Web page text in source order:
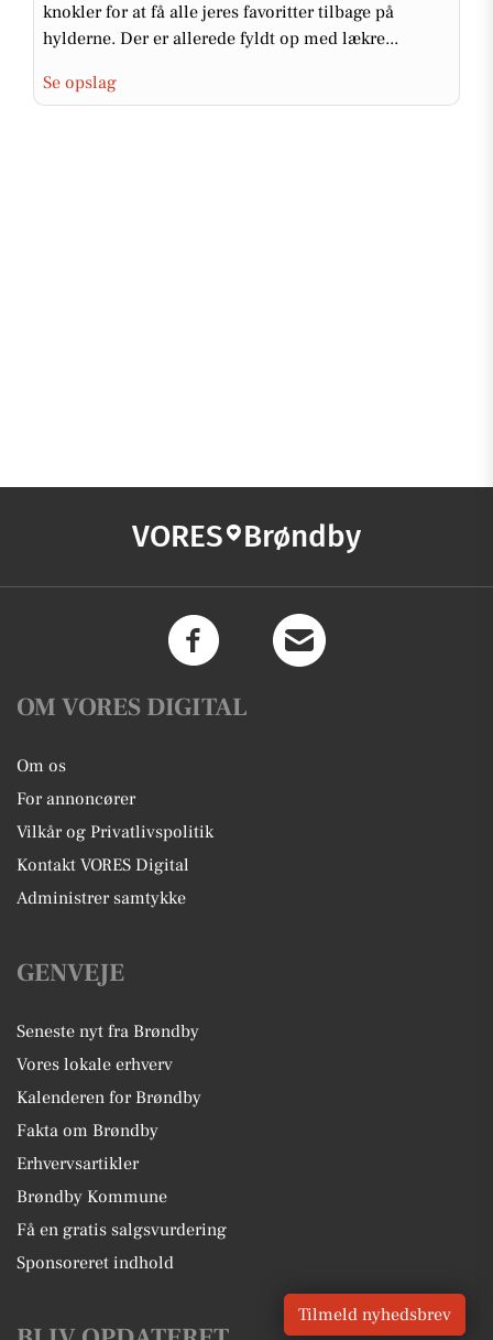
knokler for at få alle jeres favoritter tilbage på
hylderne. Der er allerede fyldt op med lækre...
Se opslag
VORES Brøndby
OM VORES DIGITAL
Om os
For annoncører
Vilkår og Privatlivspolitik
Kontakt VORES Digital
Administrer samtykke
GENVEJE
Seneste nyt fra Brøndby
Vores lokale erhverv
Kalenderen for Brøndby
Fakta om Brøndby
Erhvervsartikler
Brøndby Kommune
Få en gratis salgsvurdering
Sponsoreret indhold
Tilmeld nyhedsbrev